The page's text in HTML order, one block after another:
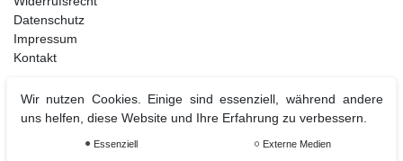
Datenschutz
Impressum
Kontakt
Weihnachtsdeko
Christbaumschmuck
Wir nutzen Cookies. Einige sind essenziell, während andere
uns helfen, diese Website und Ihre Erfahrung zu verbessern.
Essenziell Externe Medien